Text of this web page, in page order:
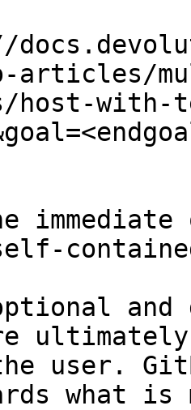
articles/
host-with-
and
user.
what